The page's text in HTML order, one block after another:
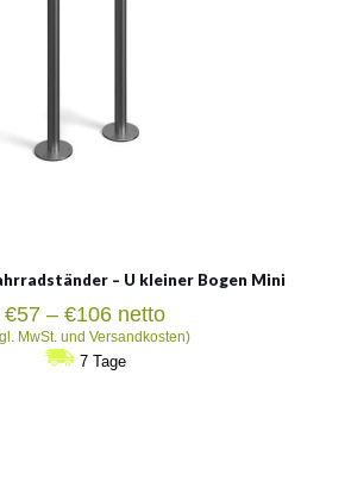
– U kleiner Bogen Mini
€57 – €106Preisspanne:
€57
bis
netto
MwSt. und Versandkosten)
7 Tage